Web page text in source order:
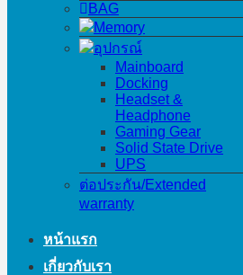
BAG
Memory
อุปกรณ์
Mainboard
Docking
Headset &
Headphone
Gaming Gear
Solid State Drive
UPS
ต่อประกัน/Extended
warranty
หน้าแรก
เกี่ยวกับเรา